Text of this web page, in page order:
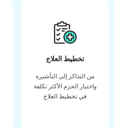
تخطيط العلاج
من التذاكر إلى التأشيرة
واختيار الحزم الأكثر تكلفة
في تخطيط العلاج